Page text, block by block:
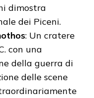
dimostra
dei Piceni.
: Un cratere
con una
della guerra di
delle scene